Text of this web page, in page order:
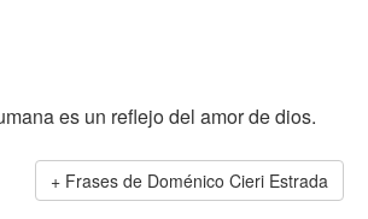
es un reflejo del amor de dios.
Frases de Doménico Cieri Estrada